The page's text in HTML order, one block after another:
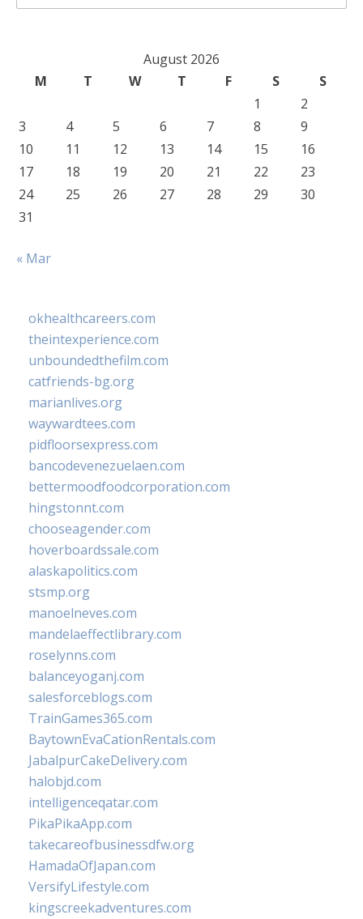
for:
August 2026
M
T W T F S
S
1
2
3
4 5 6 7 8
9
10
11 12 13 14 15
16
17
18 19 20 21 22
23
24
25 26 27 28 29
30
31
« Mar
okhealthcareers.com
theintexperience.com
unboundedthefilm.com
catfriends-bg.org
marianlives.org
waywardtees.com
pidfloorsexpress.com
bancodevenezuelaen.com
bettermoodfoodcorporation.com
hingstonnt.com
chooseagender.com
hoverboardssale.com
alaskapolitics.com
stsmp.org
manoelneves.com
mandelaeffectlibrary.com
roselynns.com
balanceyoganj.com
salesforceblogs.com
TrainGames365.com
BaytownEvaCationRentals.com
JabalpurCakeDelivery.com
halobjd.com
intelligenceqatar.com
PikaPikaApp.com
takecareofbusinessdfw.org
HamadaOfJapan.com
VersifyLifestyle.com
kingscreekadventures.com